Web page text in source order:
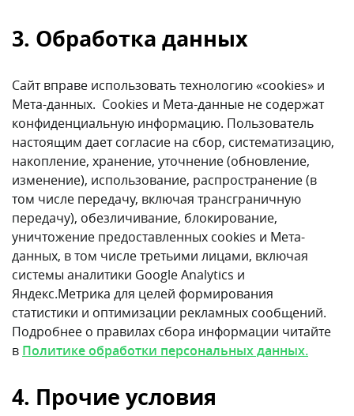
3. Обработка данных
Сайт вправе использовать технологию «cookies» и
Мета-данных. Cookies и Мета-данные не содержат
конфиденциальную информацию. Пользователь
настоящим дает согласие на сбор, систематизацию,
накопление, хранение, уточнение (обновление,
изменение), использование, распространение (в
том числе передачу, включая трансграничную
передачу), обезличивание, блокирование,
уничтожение предоставленных cookies и Мета-
данных, в том числе третьими лицами, включая
системы аналитики Google Analytics и
Яндекс.Метрика для целей формирования
статистики и оптимизации рекламных сообщений.
Подробнее о правилах сбора информации читайте
в Политике обработки персональных данных.
4. Прочие условия